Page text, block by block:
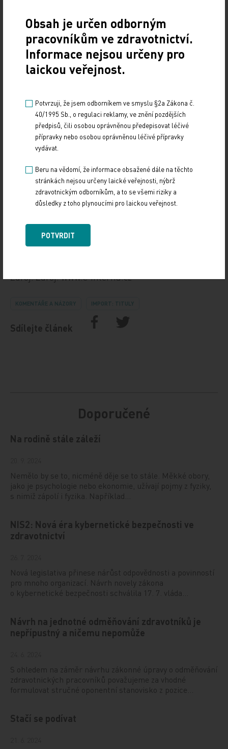
naštve…), kteří hlasovali, ale nevěděli, o čem,
takže museli celé hlasování za dva dny zopakovat.
Všichni žijeme pod dohledem „velkého bratra“.
Náš pohyb se vysleduje podle mobilního telefonu,
větším domě, na zahradě bazén. (Trochu mě spíš
trápí, že minimálně část tohoto „vyššího
standardu“ není v souvislosti s mou medicínskou
kariérou, ale spíš se snažením dalších členů
rodiny.)
To, že si kdokoliv bude číst bez jakéhokoliv
komentáře a vysvětlení o tom, na kolik si cení
spolupráce se mnou ta či ona farmaceutická firma
a na kolik ocení mou přednášku, mi nevadí. To
mne, a dost hrubě, uráží.
Zdroj: Zdroj: www.e‑interna.cz
KOMENTÁŘE A NÁZORY IMPORT: TITULY
Sdílejte článek
Doporučené
Na rodině stále záleží
Nemělo by se to, nicméně děje se to stále. Měkké obory,
jako je psychologie nebo ekonomie, užívají pojmy z fyziky,
s nimiž zápolí i fyzika. Například…
NIS2: Nová éra kybernetické bezpečnosti ve
zdravotnictví
Nová legislativa přinese nárůst odpovědnosti a povinností
pro mnoho organizací. Návrh novely zákona
o kybernetické bezpečnosti schválila 17. 7. vláda…
Návrh na jednotné odměňování zdravotníků je
nepřípustný a ničemu nepomůže
S ohledem na záměr návrhu zákonné úpravy o odměňování
zdravotnických pracovníků považujeme za vhodné
formulovat stručné oponentní stanovisko z pozice…
Stačí se podívat
Obsah je určen odborným
pracovníkům ve zdravotnictví.
Informace nejsou určeny pro
laickou veřejnost.
Potvrzuji, že jsem odborníkem ve smyslu §2a Zákona č.
40/1995 Sb., o regulaci reklamy, ve znění pozdějších
předpisů, čili osobou oprávněnou předepisovat léčivé
přípravky nebo osobou oprávněnou léčivé přípravky
vydávat.
Beru na vědomí, že informace obsažené dále na těchto
stránkách nejsou určeny laické veřejnosti, nýbrž
zdravotnickým odborníkům, a to se všemi riziky a
důsledky z toho plynoucími pro laickou veřejnost.
POTVRDIT